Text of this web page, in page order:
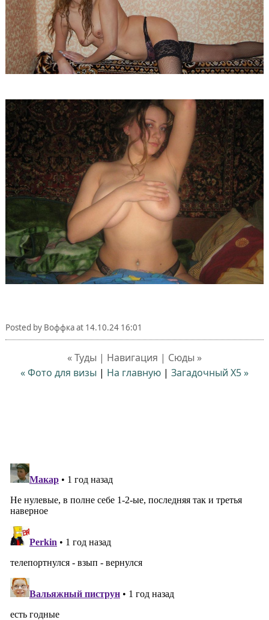
Posted by Воффкаat 14.10.24 16:01
« Туды | Навигация | Сюды »
« Фото для визы | На главную | Загадочный Х5 »